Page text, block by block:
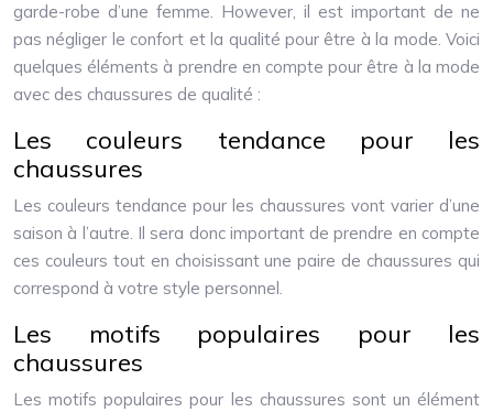
garde-robe d’une femme. However, il est important de ne
pas négliger le confort et la qualité pour être à la mode. Voici
quelques éléments à prendre en compte pour être à la mode
avec des chaussures de qualité :
Les couleurs tendance pour les
chaussures
Les couleurs tendance pour les chaussures vont varier d’une
saison à l’autre. Il sera donc important de prendre en compte
ces couleurs tout en choisissant une paire de chaussures qui
correspond à votre style personnel.
Les motifs populaires pour les
chaussures
Les motifs populaires pour les chaussures sont un élément